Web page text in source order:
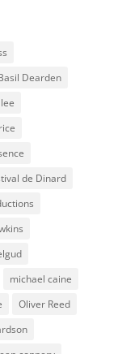
Dearden
de Dinard
michael caine
Oliver Reed